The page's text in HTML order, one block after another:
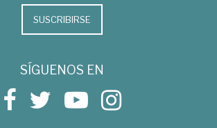
SUSCRIBIRSE
SÍGUENOS EN